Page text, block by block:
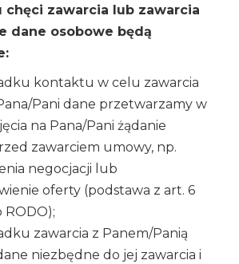
chęci zawarcia lub zawarcia
dane osobowe będą
kontaktu w celu zawarcia
Pani dane przetwarzamy w
na Pana/Pani żądanie
zawarciem umowy, np.
negocjacji lub
oferty (podstawa z art. 6
RODO);
zawarcia z Panem/Panią
niezbędne do jej zawarcia i